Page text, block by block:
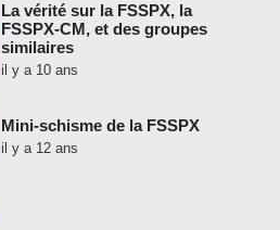
La vérité sur la FSSPX, la
FSSPX-CM, et des groupes
similaires
il y a 10 ans
Mini-schisme de la FSSPX
il y a 12 ans